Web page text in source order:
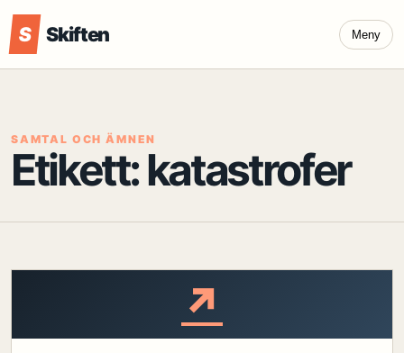
S Skiften Meny
SAMTAL OCH ÄMNEN
Etikett:katastrofer
↗